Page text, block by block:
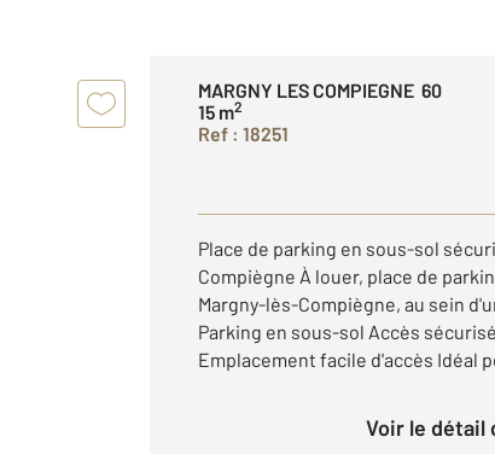
MARGNY LES COMPIEGNE 60
15 m2
Ref : 18251
Place de parking en sous-sol
Compiègne À louer, place de
Margny-lès-Compiègne, au sein
Parking en sous-sol Accès
Emplacement facile d'accès Idéal
Voir le détail